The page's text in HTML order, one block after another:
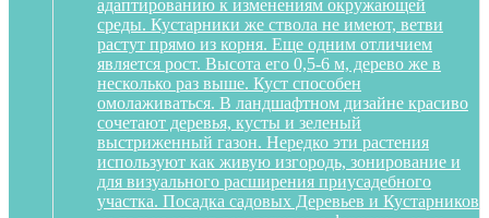
адаптированию к изменениям окружающей
среды. Кустарники же ствола не имеют, ветви
растут прямо из корня. Еще одним отличием
является рост. Высота его 0,5-6 м, дерево же в
несколько раз выше. Куст способен
омолаживаться. В ландшафтном дизайне красиво
сочетают деревья, кусты и зеленый
выстриженный газон. Нередко эти растения
используют как живую изгородь, зонирование и
для визуального расширения приусадебного
участка. Посадка садовых Деревьев и Кустарников